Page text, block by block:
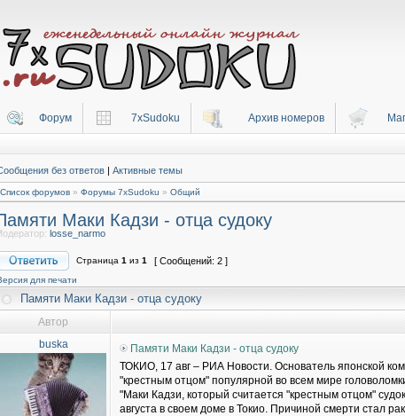
Форум 7xSudoku Архив номеров
без ответов | Активные темы
Список форумов » Форумы 7xSudoku » Общий
Маки Кадзи - отца судоку
losse_narmo
Страница 1 из 1 [ Сообщений: 2 ]
для печати
Памяти Маки Кадзи - отца судоку
Автор
buska
Памяти Маки Кадзи - отца судоку
ТОКИО, 17 авг – РИА Новости. Основатель японской
"крестным отцом" популярной во всем мире
"Маки Кадзи, который считается "крестным отцом"
августа в своем доме в Токио. Причиной смерти стал